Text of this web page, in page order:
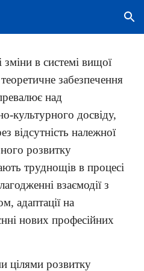
Skip to navigation
в системі вищої
забезпечення
над
культурного досвіду,
відсутність належної
розвитку
труднощів в процесі
взаємодії з
адаптації на
нових професійних
цілями розвитку